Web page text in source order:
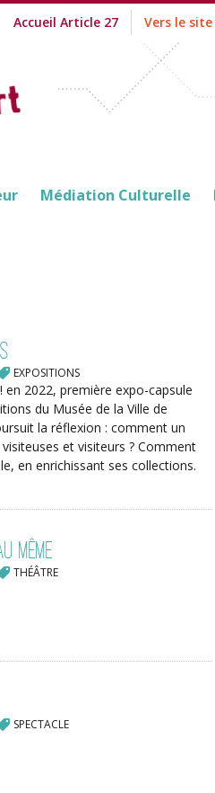
Accueil Article 27 Vers le
Médiation Culturelle
EXPOSITIONS
en 2022, première expo-capsule
du Musée de la Ville de
la réflexion : comment un
et visiteurs ? Comment
en enrichissant ses collections.
même
THÉÂTRE
SPECTACLE